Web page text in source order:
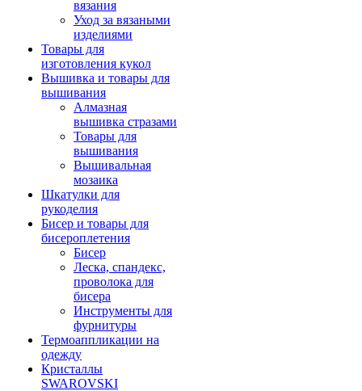
вязания
Уход за вязаными
изделиями
Товары для
изготовления кукол
Вышивка и товары для
вышивания
Алмазная
вышивка стразами
Товары для
вышивания
Вышивальная
мозаика
Шкатулки для
рукоделия
Бисер и товары для
бисероплетения
Бисер
Леска, спандекс,
проволока для
бисера
Инструменты для
фурнитуры
Термоаппликации на
одежду
Кристаллы
SWAROVSKI